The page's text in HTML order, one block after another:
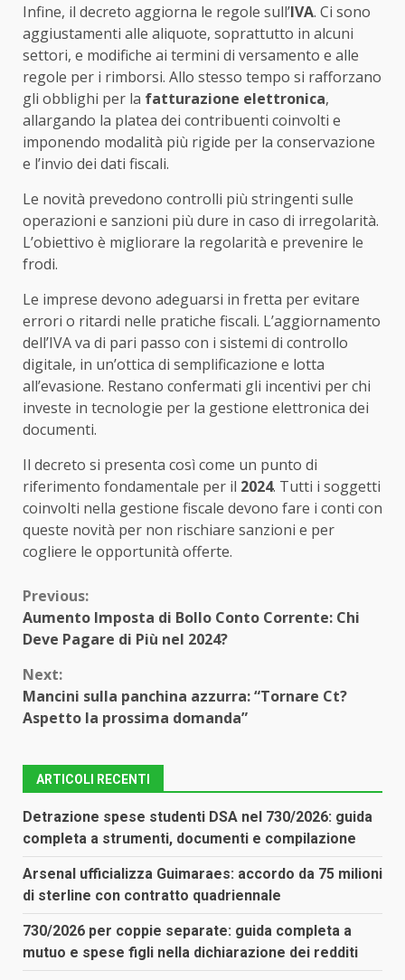
Infine, il decreto aggiorna le regole sull’IVA. Ci sono
aggiustamenti alle aliquote, soprattutto in alcuni
settori, e modifiche ai termini di versamento e alle
regole per i rimborsi. Allo stesso tempo si rafforzano
gli obblighi per la fatturazione elettronica,
allargando la platea dei contribuenti coinvolti e
imponendo modalità più rigide per la conservazione
e l’invio dei dati fiscali.
Le novità prevedono controlli più stringenti sulle
operazioni e sanzioni più dure in caso di irregolarità.
L’obiettivo è migliorare la regolarità e prevenire le
frodi.
Le imprese devono adeguarsi in fretta per evitare
errori o ritardi nelle pratiche fiscali. L’aggiornamento
dell’IVA va di pari passo con i sistemi di controllo
digitale, in un’ottica di semplificazione e lotta
all’evasione. Restano confermati gli incentivi per chi
investe in tecnologie per la gestione elettronica dei
documenti.
Il decreto si presenta così come un punto di
riferimento fondamentale per il 2024. Tutti i soggetti
coinvolti nella gestione fiscale devono fare i conti con
queste novità per non rischiare sanzioni e per
cogliere le opportunità offerte.
Continue
Reading
Previous:
Aumento Imposta di Bollo Conto Corrente: Chi
Deve Pagare di Più nel 2024?
Next:
Mancini sulla panchina azzurra: “Tornare Ct?
Aspetto la prossima domanda”
ARTICOLI RECENTI
Detrazione spese studenti DSA nel 730/2026: guida
completa a strumenti, documenti e compilazione
Arsenal ufficializza Guimaraes: accordo da 75 milioni
di sterline con contratto quadriennale
730/2026 per coppie separate: guida completa a
mutuo e spese figli nella dichiarazione dei redditi